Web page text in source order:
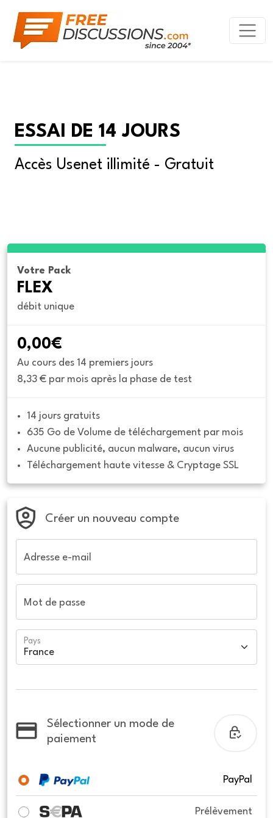
ESSAI DE 14 JOURS
Accès Usenet illimité - Gratuit
Votre Pack
FLEX
débit unique
0,00€
Au cours des 14 premiers jours
8,33 € par mois après la phase de test
14 jours gratuits
635 Go de Volume de téléchargement par mois
Aucune publicité, aucun malware, aucun virus
Téléchargement haute vitesse & Cryptage SSL
Créer un nouveau compte
Adresse e-mail
Mot de passe
Pays
Sélectionner un mode de
paiement
PayPal
Prélèvement